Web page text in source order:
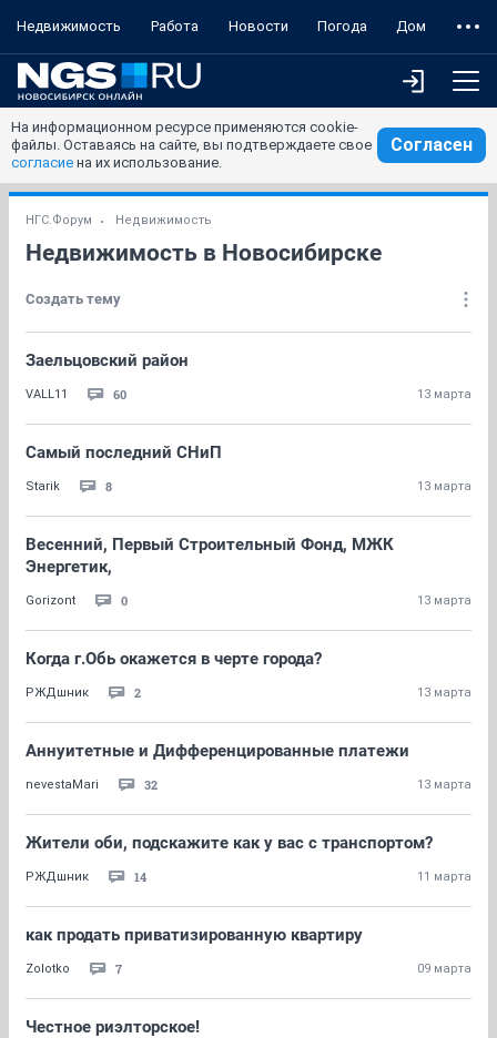
Недвижимость Работа Новости Погода Дом
На информационном ресурсе применяются cookie-
файлы. Оставаясь на сайте, вы подтверждаете свое
согласие на их использование.
Согласен
НГС.Форум Недвижимость
Недвижимость в Новосибирске
Создать тему
Заельцовский район
VALL11 60 13 марта
Самый последний СНиП
Starik 8 13 марта
Весенний, Первый Строительный Фонд, МЖК
Энергетик,
Gorizont 0 13 марта
Когда г.Обь окажется в черте города?
РЖДшник 2 13 марта
Аннуитетные и Дифференцированные платежи
nevestaMari 32 13 марта
Жители оби, подскажите как у вас с транспортом?
РЖДшник 14 11 марта
как продать приватизированную квартиру
Zolotko 7 09 марта
Честное риэлторское!